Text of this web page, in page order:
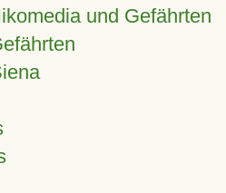
und Gefährten